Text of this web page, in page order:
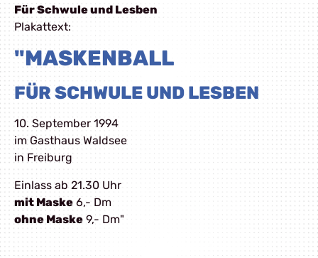
Für Schwule und Lesben
Plakattext:
"MASKENBALL
FÜR SCHWULE UND LESBEN
10. September 1994
im Gasthaus Waldsee
in Freiburg
Einlass ab 21.30 Uhr
mit Maske 6,- Dm
ohne Maske 9,- Dm"